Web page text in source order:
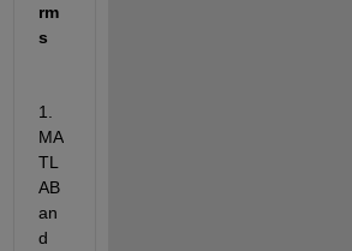
rm
s
1.
MA
TL
AB
an
d